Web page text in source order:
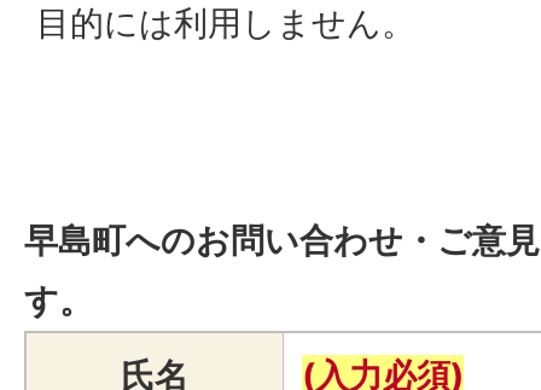
目的には利用しません。
早島町へのお問い合わせ・ご意
す。
氏名
(入力必須)